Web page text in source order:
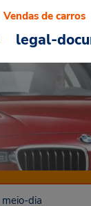
legal-
Vendas de carros